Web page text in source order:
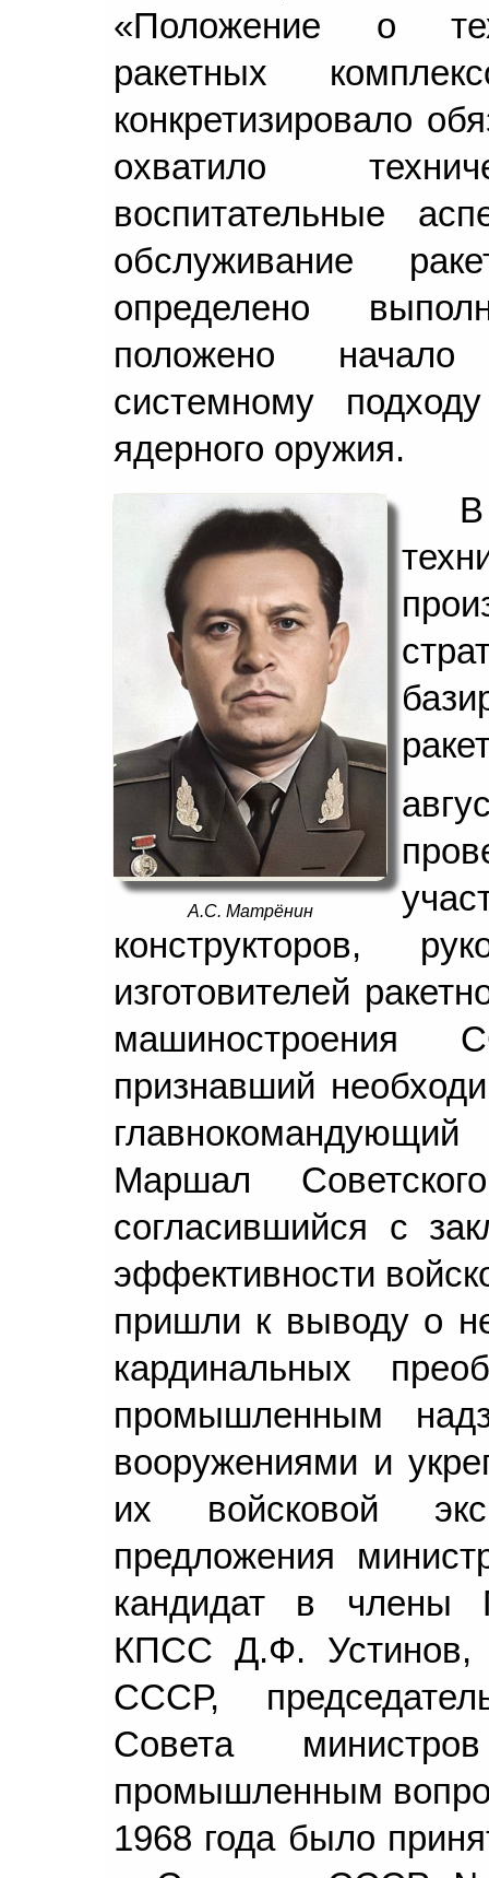
«Положение о
ракетных
конкретизировало
охватило
воспитательные
обслуживание
определено
положено начало
системному
ядерного оружия.
А.С. Матрёнин
конструкторов,
изготовителей
признавший
Маршал
согласившийся с
эффективности
пришли к выводу о
кардинальных
промышленным
вооружениями и
их войсковой
предложения
кандидат в члены
КПСС Д.Ф. Устинов,
СССР,
Совета
промышленным
1968 года было